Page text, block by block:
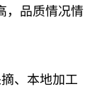
，品质情况情
、本地加工